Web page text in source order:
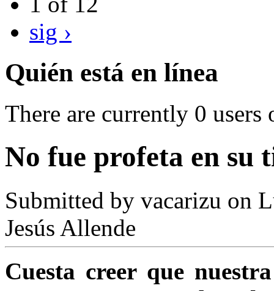
sig ›
Quién está en línea
There are currently 0 users
No fue profeta en su
Submitted by vacarizu on
Jesús Allende
Cuesta creer que